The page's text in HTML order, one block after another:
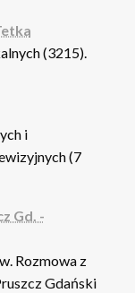
(3215).
i
(7
Gd. -
Rozmowa z
Gdański